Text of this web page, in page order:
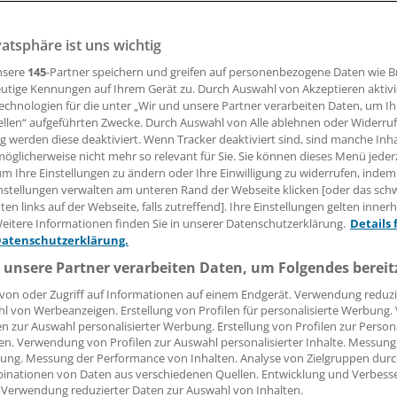
verständnisvolle Umgang mit schwerkranken Patienten?
Giovanni Maio will Ärzte mit seinem jüngsten Buch
05:11 Uhr
NEU-ISENBURG.In einem zunehmend
durchökonomisierten Gesundheitswesen
Motivation von Ärzten, erkrankten
zwischenmenschlicher Ebene Zuwendung
mit der Zeit wie ein Iglu in der Sahara.
ist uns wichtig
145-Partner speichern und greifen auf personenbezogene Daten wie
Kennungen auf Ihrem Gerät zu. Durch Auswahl von Akzeptieren
für die unter „Wir und unsere Partner verarbeiten Daten, um
aufgeführten Zwecke. Durch Auswahl von Alle ablehnen oder
werden diese deaktiviert. Wenn Tracker deaktiviert sind, sind manche
nicht mehr so relevant für Sie. Sie können dieses Menü
Ihre Einstellungen zu ändern oder Ihre Einwilligung zu widerrufen, indem
verwalten am unteren Rand der Webseite klicken [oder das
links auf der Webseite, falls zutreffend]. Ihre Einstellungen gelten
Informationen finden Sie in unserer Datenschutzerklärung. Details
Partner verarbeiten Daten, um Folgendes
oder Zugriff auf Informationen auf einem Endgerät. Verwendung
von Werbeanzeigen. Erstellung von Profilen für personalisierte
zur Auswahl personalisierter Werbung. Erstellung von Profilen zur
Verwendung von Profilen zur Auswahl personalisierter Inhalte.
Messung der Performance von Inhalten. Analyse von Zielgruppen
von Daten aus verschiedenen Quellen. Entwicklung und
reduzierter Daten zur Auswahl von Inhalten.